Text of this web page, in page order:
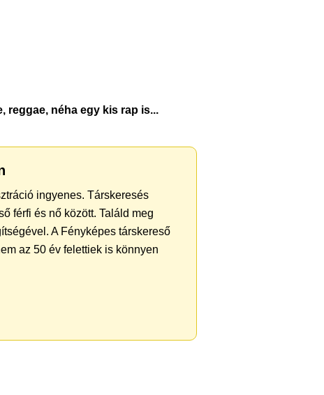
reggae, néha egy kis rap is...
ingyenes. Társkeresés
férfi és nő között. Találd meg
A Fényképes társkereső
az 50 év felettiek is könnyen